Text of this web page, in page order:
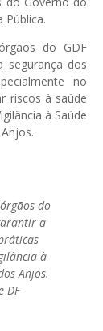
Pública.
do GDF
dos
no
riscos à saúde
à Saúde
do
a
à
Anjos.
DF